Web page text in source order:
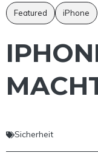
Featured iPhone
Sicherheit